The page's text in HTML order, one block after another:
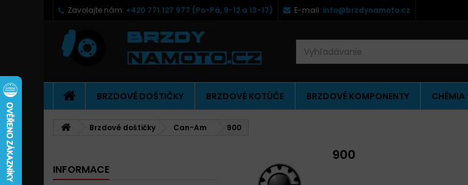
Zavolajte nám: +420 771 127 977 (Po-Pá, 9-12 a 13-17) E-mail: info@brzdynamoto.cz
BRZDOVÉ DOŠTIČKY BRZDOVÉ KOTÚČE BRZDOVÉ KOMPONENTY CHÉMIA
Brzdové doštičky Can-Am 900
INFORMACE
900